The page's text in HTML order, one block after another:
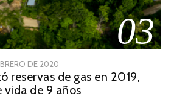
03
DE 2020
DE
JULIO
reservas de gas en 2019,
vida de 9 años